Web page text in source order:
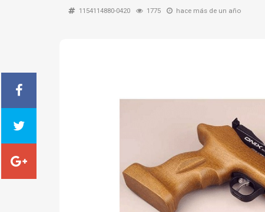
1154114880-0420 1775 hace más de un año